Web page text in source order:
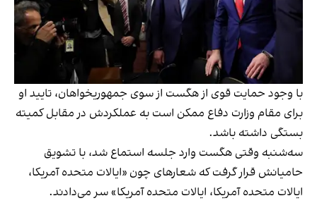
با وجود حمایت قوی از هگست از سوی جمهوریخواهان، تایید او
برای مقام وزارت دفاع ممکن است به عملکردش در مقابل کمیته
بستگی داشته باشد.
سه‌شنبه وقتی هگست وارد جلسه استماع شد، با تشویق
حامیانش قرار گرفت که شعارهای چون «ایالات متحده آمریکا،
ایالات متحده آمریکا، ایالات متحده آمریکا» سر می‌دادند.